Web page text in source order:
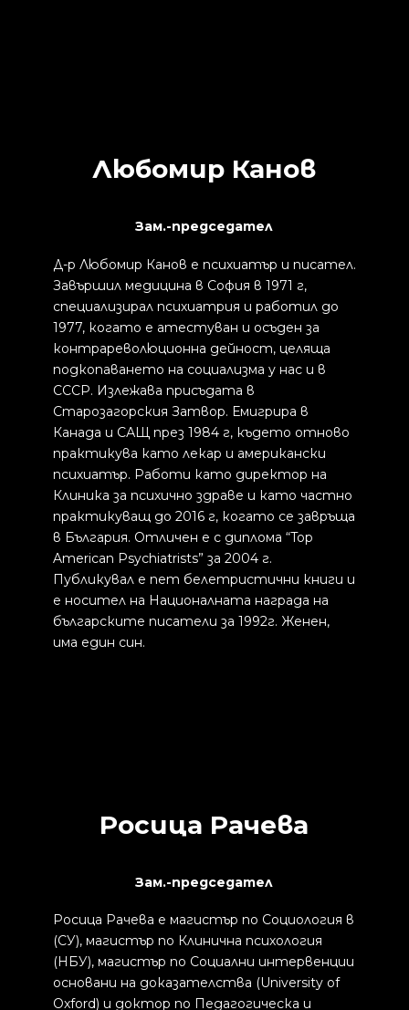
Любомир Канов
Зам.-председател
Д-р Любомир Канов е психиатър и писател.
Завършил медицина в София в 1971 г,
специализирал психиатрия и работил до
1977, когато е атестуван и осъден за
контрареволюционна дейност, целяща
подкопаването на социализма у нас и в
СССР. Излежава присъдата в
Старозагорския Затвор. Емигрира в
Канада и САЩ през 1984 г, където отново
практикува като лекар и американски
психиатър. Работи като директор на
Клиника за психично здраве и като частно
практикуващ до 2016 г, когато се завръща
в България. Отличен е с диплома “Top
American Psychiatrists” за 2004 г.
Публикувал е пет белетристични книги и
е носител на Националната награда на
българските писатели за 1992г. Женен,
има един син.
Росица Рачева
Зам.-председател
Росица Рачева е магистър по Социология в
(СУ), магистър по Клинична психология
(НБУ), магистър по Социални интервенции
основани на доказателства (University of
Oxford) и доктор по Педагогическа и